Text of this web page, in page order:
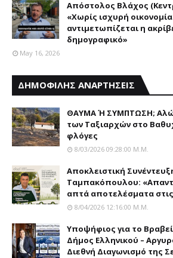
Απόστολος Βλάχος
«Χωρίς ισχυρή
αντιμετωπίζεται η
δημογραφικό»
May 16, 2026
ΔΗΜΟΦΙΛΗΣ ΑΝΑΡΤΗΣΕΙΣ
ΘΑΥΜΑ Ή ΣΥΜΠΤΩΣΗ;
των Tαξιαρχών στο
φλόγες
8/03/2026 09:28:00 Μ.μ.
Αποκλειστική
Ταμπακόπουλου:
απτά αποτελέσματα στις
8/04/2026 12:16:00 Μ.μ.
Yποψήφιος για το
Δήμος Ελληνικού –
Διεθνή Διαγωνισμό της